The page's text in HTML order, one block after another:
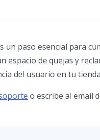
un paso esencial para
de quejas y
del usuario en tu
o escribe al email